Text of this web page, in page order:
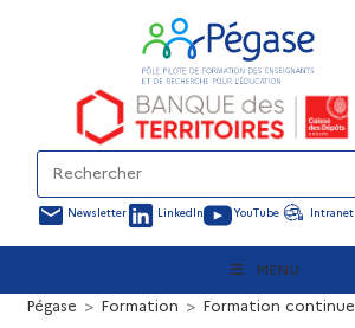
Newsletter LinkedIn YouTube Intranet
MENU
Pégase > Formation > Formation continue